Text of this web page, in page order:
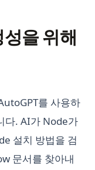
을 위해
를 사용하
다. AI가 Node가
설치 방법을 검
문서를 찾아내